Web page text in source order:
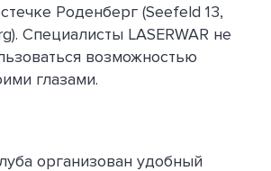
Роденберг (Seefeld 13,
Специалисты LASERWAR не
возможностью
глазами.
организован удобный